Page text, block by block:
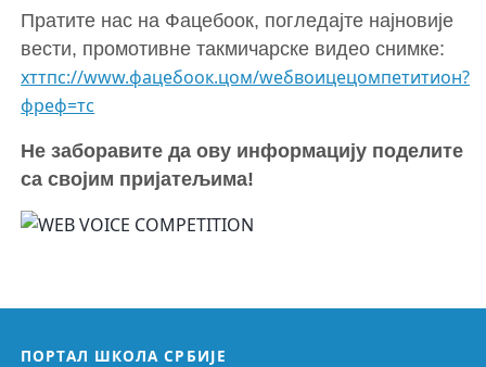
Пратите нас на Фацебоок, погледајте најновије
вести, промотивне такмичарске видео снимке:
хттпс://www.фацебоок.цом/wебвоицецомпетитион?
фреф=тс
Не заборавите да ову информацију поделите
са својим пријатељима!
ПОРТАЛ ШКОЛА СРБИЈЕ